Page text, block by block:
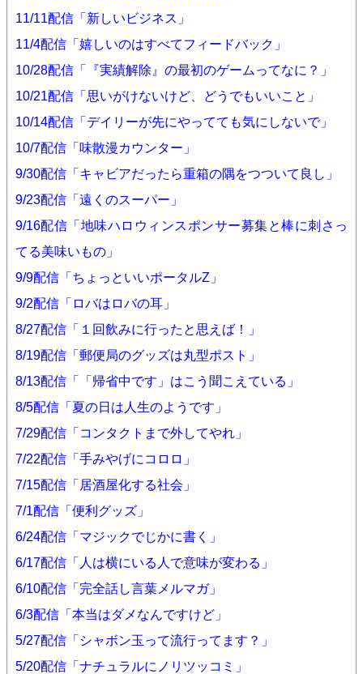
11/11配信「新しいビジネス」
11/4配信「嬉しいのはすべてフィードバック」
10/28配信「『実績解除』の最初のゲームってなに？」
10/21配信「思いがけないけど、どうでもいいこと」
10/14配信「デイリーが先にやってても気にしないで」
10/7配信「味散漫カウンター」
9/30配信「キャビアだったら重箱の隅をつついて良し」
9/23配信「遠くのスーパー」
9/16配信「地味ハロウィンスポンサー募集と棒に刺さっ
てる美味いもの」
9/9配信「ちょっといいポータルZ」
9/2配信「ロバはロバの耳」
8/27配信「１回飲みに行ったと思えば！」
8/19配信「郵便局のグッズは丸型ポスト」
8/13配信「「帰省中です」はこう聞こえている」
8/5配信「夏の日は人生のようです」
7/29配信「コンタクトまで外してやれ」
7/22配信「手みやげにコロロ」
7/15配信「居酒屋化する社会」
7/1配信「便利グッズ」
6/24配信「マジックでじかに書く」
6/17配信「人は横にいる人で意味が変わる」
6/10配信「完全話し言葉メルマガ」
6/3配信「本当はダメなんですけど」
5/27配信「シャボン玉って流行ってます？」
5/20配信「ナチュラルにノリツッコミ」